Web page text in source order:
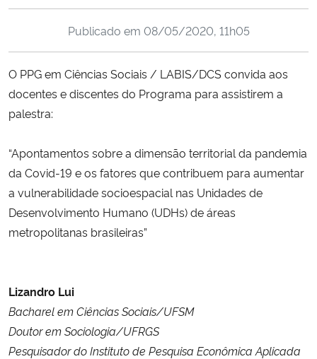
Ministério de Minas e Energia
Ministério da Ciência, Tecnologia, Inovações e Comunicações
Ministério do Meio Ambiente
Ministério do Turismo
Ministério do Desenvolvimento Regional
Ministério da Mulher, da Família e dos Direitos Humanos
Publicado em 08/05/2020, 11h05
O PPG em Ciências Sociais / LABIS/DCS convida aos
docentes e discentes do Programa para assistirem a
palestra:
“Apontamentos sobre a dimensão territorial da pandemia
da Covid-19 e os fatores que contribuem para aumentar
a vulnerabilidade socioespacial nas Unidades de
Desenvolvimento Humano (UDHs) de áreas
metropolitanas brasileiras”
Lizandro Lui
Bacharel em Ciências Sociais/UFSM
Doutor em Sociologia/UFRGS
Pesquisador do Instituto de Pesquisa Econômica Aplicada